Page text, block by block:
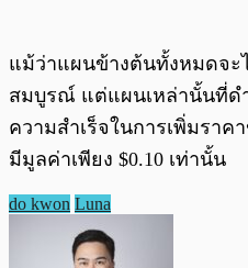
แม้ว่าแผนข้างต้นทั้งหมดจะ
สมบูรณ์ แต่แผนเหล่านั้นที่ด
ความสำเร็จในการเพิ่มราค
มีมูลค่าเพียง $0.10 เท่านั้น
do kwon Luna